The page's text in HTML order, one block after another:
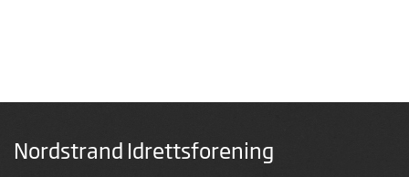
Nordstrand Idrettsforening